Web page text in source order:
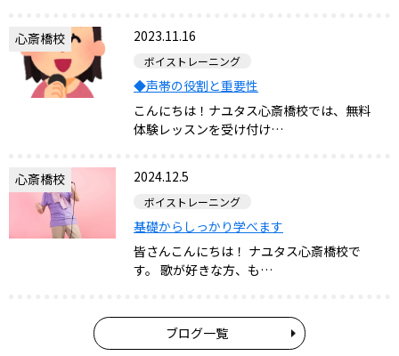
心斎橋校 2023.11.16
ボイストレーニング
◆声帯の役割と重要性
こんにちは！ナユタス心斎橋校では、無料
体験レッスンを受け付け…
心斎橋校 2024.12.5
ボイストレーニング
基礎からしっかり学べます
皆さんこんにちは！ ナユタス心斎橋校で
す。 歌が好きな方、も…
ブログ一覧